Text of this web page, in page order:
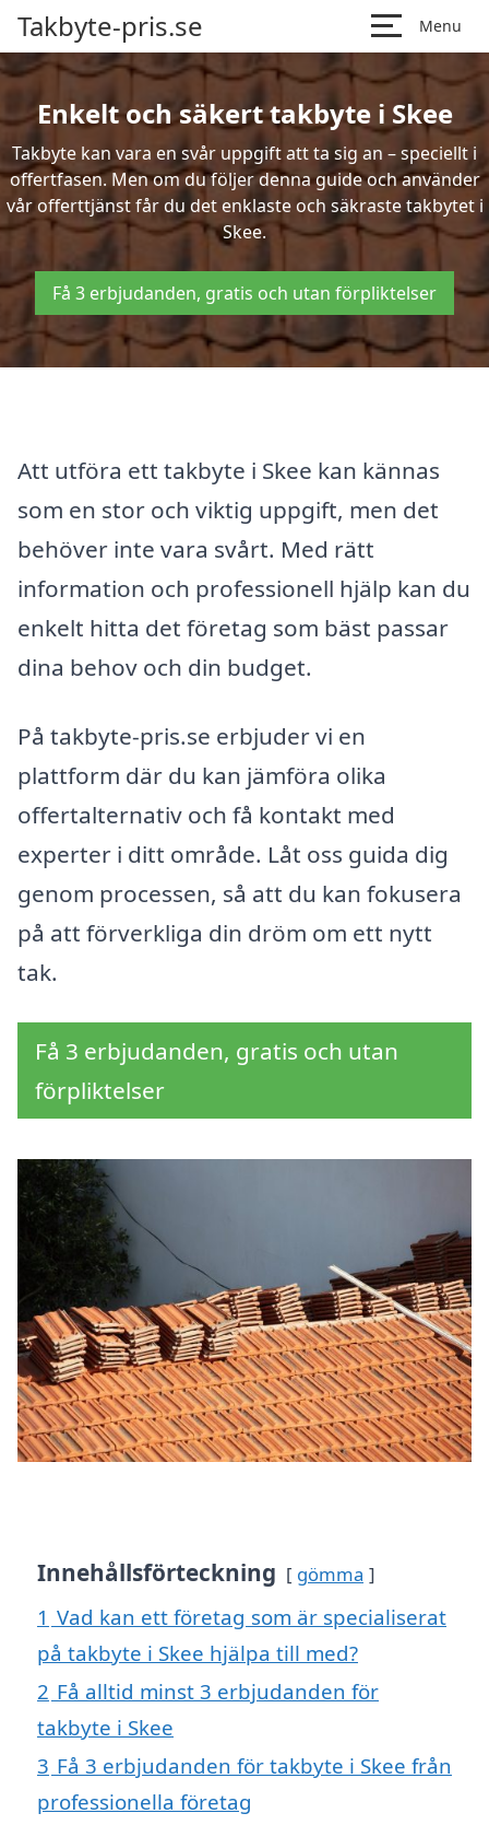
Takbyte-pris.se Menu
Enkelt och säkert takbyte i Skee
Takbyte kan vara en svår uppgift att ta sig an – speciellt i
offertfasen. Men om du följer denna guide och använder
vår offerttjänst får du det enklaste och säkraste takbytet i
Skee.
Få 3 erbjudanden, gratis och utan förpliktelser
Att utföra ett takbyte i Skee kan kännas
som en stor och viktig uppgift, men det
behöver inte vara svårt. Med rätt
information och professionell hjälp kan du
enkelt hitta det företag som bäst passar
dina behov och din budget.
På takbyte-pris.se erbjuder vi en
plattform där du kan jämföra olika
offertalternativ och få kontakt med
experter i ditt område. Låt oss guida dig
genom processen, så att du kan fokusera
på att förverkliga din dröm om ett nytt
tak.
Få 3 erbjudanden, gratis och utan
förpliktelser
Innehållsförteckning gömma
1 Vad kan ett företag som är specialiserat
på takbyte i Skee hjälpa till med?
2 Få alltid minst 3 erbjudanden för
takbyte i Skee
3 Få 3 erbjudanden för takbyte i Skee från
professionella företag